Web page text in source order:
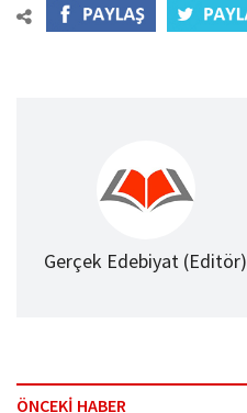
Gerçek Edebiyat (Editör)
ÖNCEKİ HABER